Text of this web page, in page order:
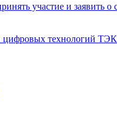
участие и
технологий